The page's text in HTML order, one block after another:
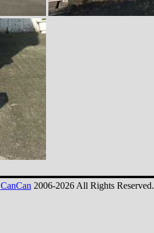
CanCan 2006-2026 All Rights Reserved.